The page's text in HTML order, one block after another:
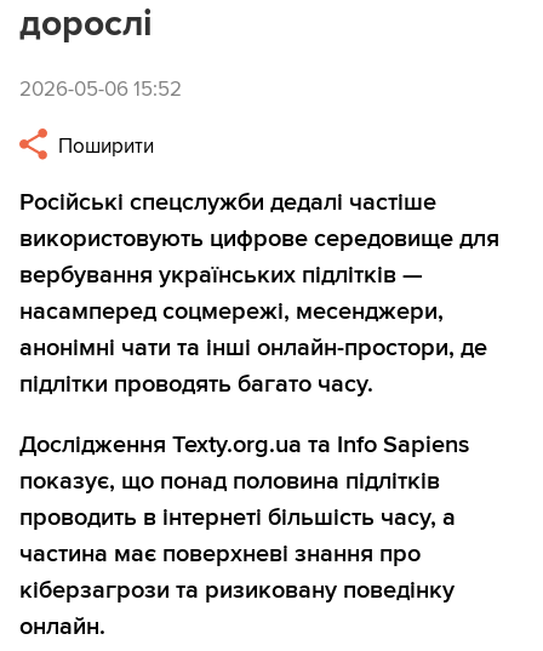
дорослі
2026-05-06 15:52
Поширити
Російські спецслужби дедалі частіше
використовують цифрове середовище для
вербування українських підлітків —
насамперед соцмережі, месенджери,
анонімні чати та інші онлайн-простори, де
підлітки проводять багато часу.
Дослідження Texty.org.ua та Info Sapiens
показує, що понад половина підлітків
проводить в інтернеті більшість часу, а
частина має поверхневі знання про
кіберзагрози та ризиковану поведінку
онлайн.